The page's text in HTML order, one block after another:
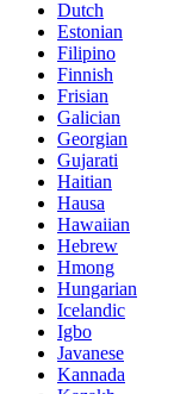
Dutch
Estonian
Filipino
Finnish
Frisian
Galician
Georgian
Gujarati
Haitian
Hausa
Hawaiian
Hebrew
Hmong
Hungarian
Icelandic
Igbo
Javanese
Kannada